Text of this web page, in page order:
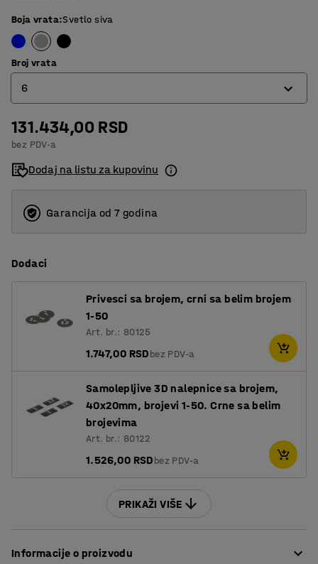
Boja vrata:Svetlo siva
Broj vrata
6
4
6
131.434,00 RSD
bez PDV-a
Dodaj na listu za kupovinu
Garancija od 7 godina
Dodaci
Privesci sa brojem, crni sa belim brojem
1-50
Art. br.: 80125
1.747,00 RSDbez PDV-a
Samolepljive 3D nalepnice sa brojem,
40x20mm, brojevi 1-50. Crne sa belim
brojevima
Art. br.: 80122
1.526,00 RSDbez PDV-a
PRIKAŽI VIŠE
Informacije o proizvodu